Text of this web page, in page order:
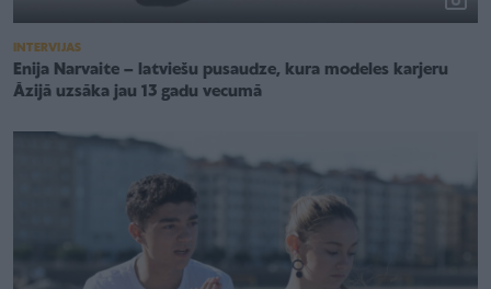
INTERVIJAS
Enija Narvaite – latviešu pusaudze, kura modeles karjeru
Āzijā uzsāka jau 13 gadu vecumā